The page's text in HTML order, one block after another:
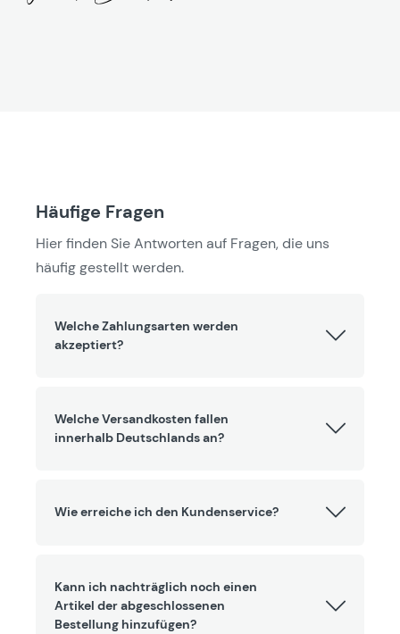
Häufige Fragen
Hier finden Sie Antworten auf Fragen, die uns
häufig gestellt werden.
Welche Zahlungsarten werden
akzeptiert?
Welche Versandkosten fallen
innerhalb Deutschlands an?
Wie erreiche ich den Kundenservice?
Kann ich nachträglich noch einen
Artikel der abgeschlossenen
Bestellung hinzufügen?